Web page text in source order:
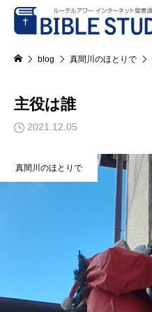
blog 真間川のほとりで
主役は誰
2021.12.05
真間川のほとりで